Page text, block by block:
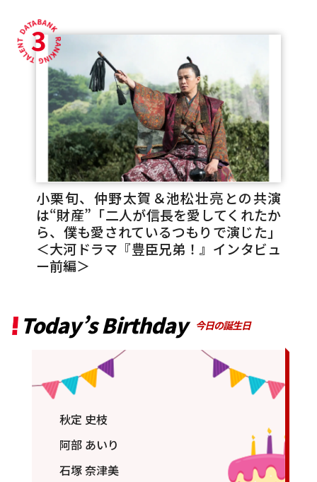
Today’s Birthday 今日の誕生日
秋定 史枝
阿部 あいり
石塚 奈津美
3
小栗旬、仲野太賀＆池松壮亮との共演
は“財産”「二人が信長を愛してくれたか
ら、僕も愛されているつもりで演じた」
＜大河ドラマ『豊臣兄弟！』インタビュ
ー前編＞